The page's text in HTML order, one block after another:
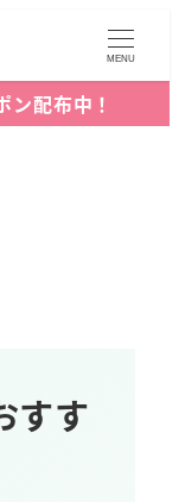
MENU
配布中！
すす